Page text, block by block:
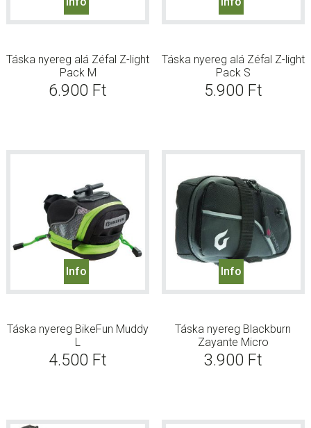
Táska nyereg alá Zéfal Z-light
Pack M
6.900 Ft
Táska nyereg alá Zéfal Z-light
Pack S
5.900 Ft
Info
Táska nyereg BikeFun Muddy
L
4.500 Ft
Info
Táska nyereg Blackburn
Zayante Micro
3.900 Ft